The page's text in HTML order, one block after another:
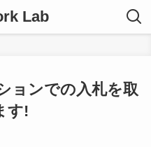
Lab
ョンでの入札を取
す!